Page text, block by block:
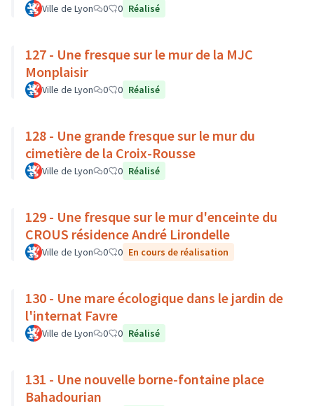
Ville de Lyon 0 0 Réalisé
127 - Une fresque sur le mur de la MJC
Monplaisir
Ville de Lyon 0 0 Réalisé
128 - Une grande fresque sur le mur du
cimetière de la Croix-Rousse
Ville de Lyon 0 0 Réalisé
129 - Une fresque sur le mur d'enceinte du
CROUS résidence André Lirondelle
Ville de Lyon 0 0 En cours de réalisation
130 - Une mare écologique dans le jardin de
l'internat Favre
Ville de Lyon 0 0 Réalisé
131 - Une nouvelle borne-fontaine place
Bahadourian